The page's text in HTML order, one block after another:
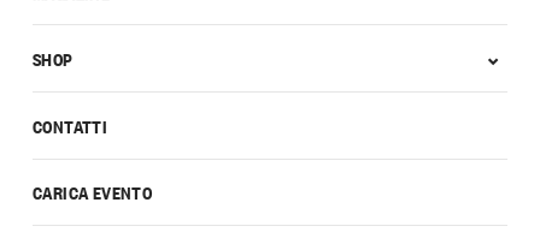
CONTATTI
CARICA EVENTO
SHOP